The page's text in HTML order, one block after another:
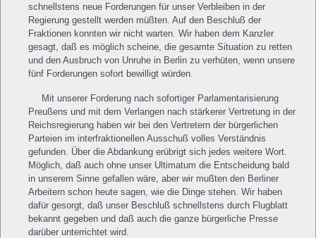
schnellstens neue Forderungen für unser Verbleiben in der
Regierung gestellt werden müßten. Auf den Beschluß der
Fraktionen konnten wir nicht warten. Wir haben dem Kanzler
gesagt, daß es möglich scheine, die gesamte Situation zu retten
und den Ausbruch von Unruhe in Berlin zu verhüten, wenn unsere
fünf Forderungen sofort bewilligt würden.
Mit unserer Forderung nach sofortiger Parlamentarisierung
Preußens und mit dem Verlangen nach stärkerer Vertretung in der
Reichsregierung haben wir bei den Vertretern der bürgerlichen
Parteien im interfraktionellen Ausschuß volles Verständnis
gefunden. Über die Abdankung erübrigt sich jedes weitere Wort.
Möglich, daß auch ohne unser Ultimatum die Entscheidung bald
in unserem Sinne gefallen wäre, aber wir mußten den Berliner
Arbeitern schon heute sagen, wie die Dinge stehen. Wir haben
dafür gesorgt, daß unser Beschluß schnellstens durch Flugblatt
bekannt gegeben und daß auch die ganze bürgerliche Presse
darüber unterrichtet wird.